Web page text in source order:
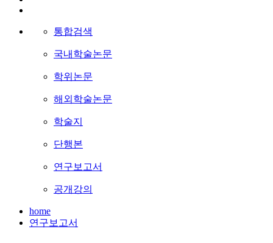
통합검색
국내학술논문
학위논문
해외학술논문
학술지
단행본
연구보고서
공개강의
home
연구보고서